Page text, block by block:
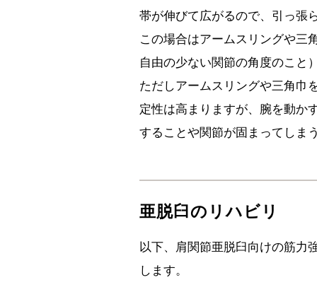
帯が伸びて広がるので、引っ張
この場合はアームスリングや三
自由の少ない関節の角度のこと
ただしアームスリングや三角巾
定性は高まりますが、腕を動か
することや関節が固まってしま
亜脱臼のリハビリ
以下、肩関節亜脱臼向けの筋力
します。